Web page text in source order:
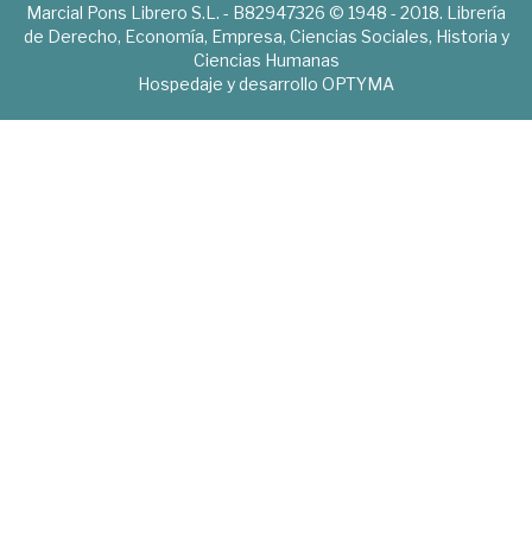
Marcial Pons Librero S.L. - B82947326 © 1948 - 2018. Librería
de Derecho, Economía, Empresa, Ciencias Sociales, Historia y
Ciencias Humanas
Hospedaje y desarrollo OPTYMA